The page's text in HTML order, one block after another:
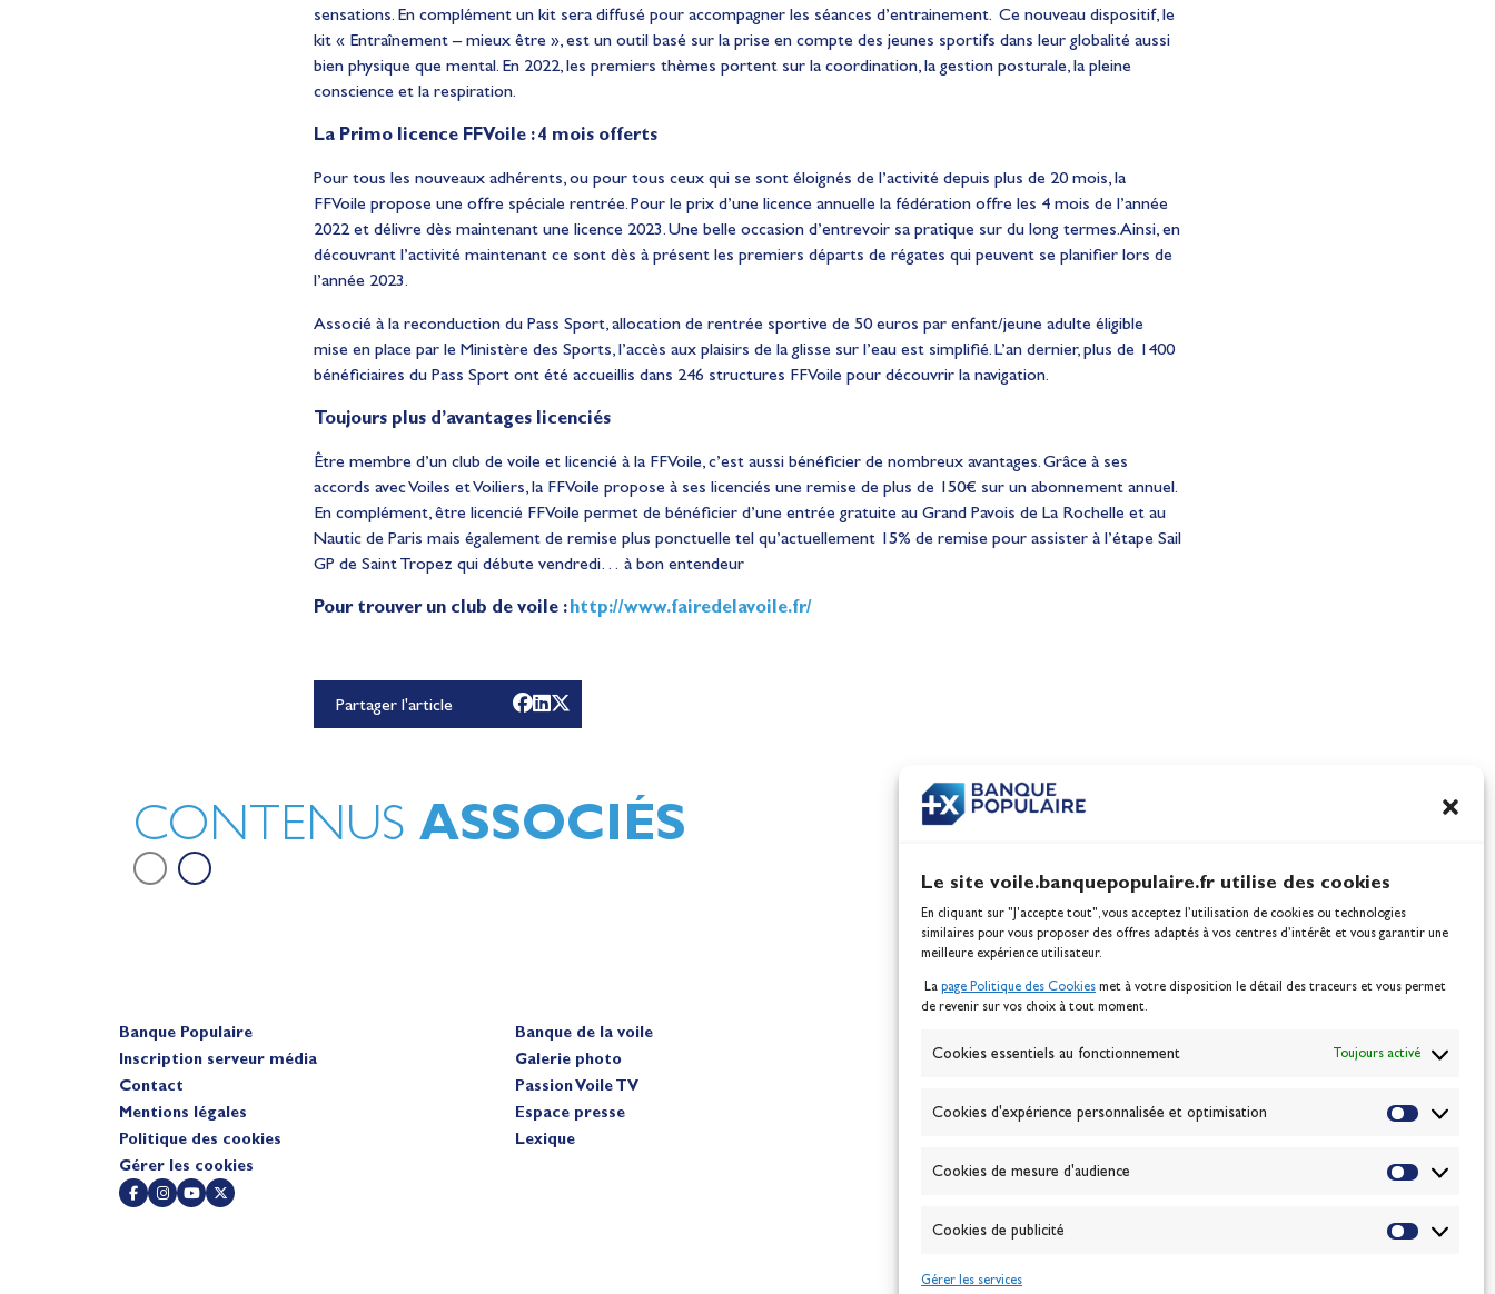
Le site voile.banquepopulaire.fr utilise des cookies
En cliquant sur "J'accepte tout", vous acceptez l’utilisation de cookies ou technologies
similaires pour vous proposer des offres adaptés à vos centres d’intérêt et vous garantir une
meilleure expérience utilisateur.
La page Politique des Cookies met à votre disposition le détail des traceurs et vous permet
de revenir sur vos choix à tout moment.
Cookies essentiels au fonctionnement Toujours activé
Cookies d'expérience personnalisée et optimisation
Cookies de mesure d'audience
Cookies de publicité
Gérer les services
sensations. En complément un kit sera diffusé pour accompagner les séances d’entrainement. Ce nouveau dispositif, le
kit « Entraînement – mieux être », est un outil basé sur la prise en compte des jeunes sportifs dans leur globalité aussi
bien physique que mental. En 2022, les premiers thèmes portent sur la coordination, la gestion posturale, la pleine
conscience et la respiration.
La Primo licence FFVoile : 4 mois offerts
Pour tous les nouveaux adhérents, ou pour tous ceux qui se sont éloignés de l’activité depuis plus de 20 mois, la
FFVoile propose une offre spéciale rentrée. Pour le prix d’une licence annuelle la fédération offre les 4 mois de l’année
2022 et délivre dès maintenant une licence 2023. Une belle occasion d’entrevoir sa pratique sur du long termes. Ainsi, en
découvrant l’activité maintenant ce sont dès à présent les premiers départs de régates qui peuvent se planifier lors de
l’année 2023.
Associé à la reconduction du Pass Sport, allocation de rentrée sportive de 50 euros par enfant/jeune adulte éligible
mise en place par le Ministère des Sports, l’accès aux plaisirs de la glisse sur l’eau est simplifié. L’an dernier, plus de 1400
bénéficiaires du Pass Sport ont été accueillis dans 246 structures FFVoile pour découvrir la navigation.
Toujours plus d’avantages licenciés
Être membre d’un club de voile et licencié à la FFVoile, c’est aussi bénéficier de nombreux avantages. Grâce à ses
accords avec Voiles et Voiliers, la FFVoile propose à ses licenciés une remise de plus de 150€ sur un abonnement annuel.
En complément, être licencié FFVoile permet de bénéficier d’une entrée gratuite au Grand Pavois de La Rochelle et au
Nautic de Paris mais également de remise plus ponctuelle tel qu’actuellement 15% de remise pour assister à l’étape Sail
GP de Saint Tropez qui débute vendredi… à bon entendeur
Pour trouver un club de voile :http://www.fairedelavoile.fr/
Partager l'article
CONTENUS ASSOCIÉS
100% Glisse - Écoles Françaises
de Voile : la référence glisse de
Banque Populaire
Inscription serveur média
Contact
Mentions légales
Politique des cookies
Gérer les cookies
Banque de la voile
Galerie photo
Passion Voile TV
Espace presse
Lexique
ABONNEZ-VOUS
J'accepte la